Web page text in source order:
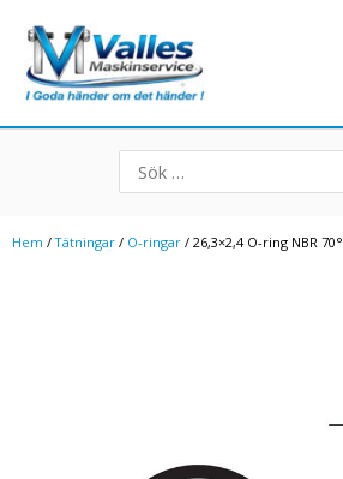
innehåll
Search
for:
Hem /Tätningar / O-ringar / 26,3×2,4 O-ring NBR 70°